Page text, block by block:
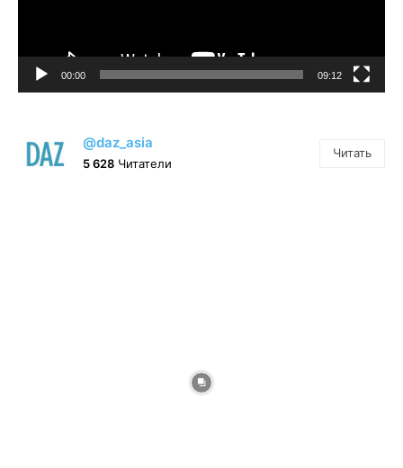
00:00 09:12
@daz_asia
5 628 Читатели
Читать